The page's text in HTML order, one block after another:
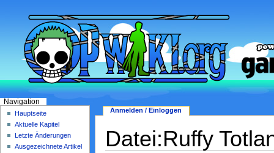
Datei:Ruffy
Anmelden / Einloggen
Navigation
Hauptseite
Aktuelle Kapitel
Letzte Änderungen
Ausgezeichnete Artikel